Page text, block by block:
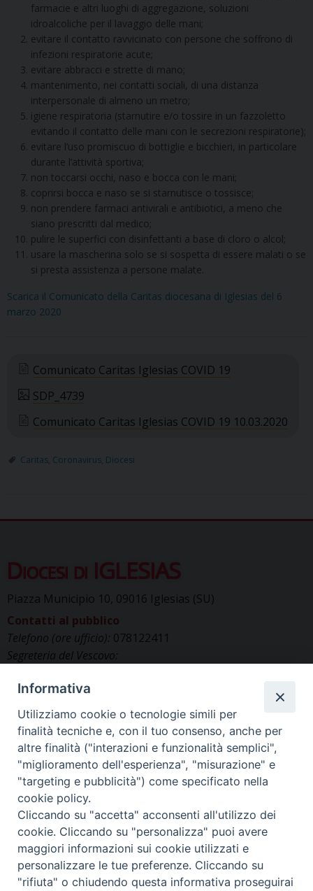
farmacie e altri luoghi di aggregazione, soluzioni
idroalcoliche per il lavaggio delle mani;
evitare il contatto ravvicinato con persone che soffrono di
infezioni respiratorie acute;
evitare abbracci e strette di mano;
mantenimento, nei contatti sociali, di una distanza
interpersonale di almeno un metro;
igiene respiratoria (starnutire e/o tossire in un fazzoletto
evitando il contatto delle mani con le secrezioni respiratorie);
evitare l’uso promiscuo di bottiglie e bicchieri, in particolare
durante l’attività sportiva;
non toccarsi occhi, naso e bocca con le mani;
coprirsi bocca e naso se si starnutisce o tossisce;
non prendere farmaci antivirali e antibiotici, a meno che
siano prescritti dal medico;
pulire le superfici con disinfettanti a base di cloro o alcol;
usare la mascherina solo se si sospetta di essere malati o se
si presta assistenza a persone malate.
Scarica il Comunicato della Caritas diocesana di Iglesias del 6
marzo 2020
Comunicato Caritas Iglesias COVID 19
SDP_4739
Comunicato Caritas Iglesias COVID 19 10.03.2020
Caritas Coronavirus Diocesi
Diocesi di IGLESIAS
Piazza Municipio 10, 09016 Iglesias (SU)
Contatti al pubblico
Telefono (ore ufficio): 078122411
Segreteria del Vescovo:
Uffici di Curia:curia_iglesias@libero.it
Cancelleria (richiesta documenti):
canc.curia.iglesias@tiscali.it
Comunicazione & media (ufficio stampa):
ucs.iglesias@gmail.com
Informativa
Utilizziamo cookie o tecnologie simili per
finalità tecniche e, con il tuo consenso, anche per
altre finalità ("interazioni e funzionalità semplici",
"miglioramento dell'esperienza", "misurazione" e
"targeting e pubblicità") come specificato nella
cookie policy.
Cliccando su "accetta" acconsenti all'utilizzo dei
cookie. Cliccando su "personalizza" puoi avere
maggiori informazioni sui cookie utilizzati e
personalizzare le tue preferenze. Cliccando su
"rifiuta" o chiudendo questa informativa proseguirai